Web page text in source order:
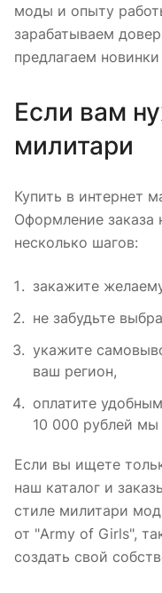
моды и опыту
зарабатываем
предлагаем
Если вам
милитари
Купить в интернет
Оформление заказа
несколько шагов:
закажите
не забудьте
укажите
ваш регион,
оплатите
10 000 рублей мы
Если вы ищете
наш каталог и
стиле милитари
от "Army of Girls",
создать свой